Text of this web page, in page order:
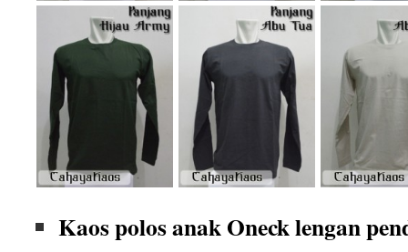
Kaos polos anak Oneck lengan